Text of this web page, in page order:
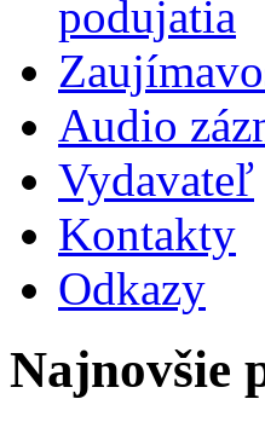
podujatia
Audio
Vydavateľ
Kontakty
Odkazy
Najnovšie